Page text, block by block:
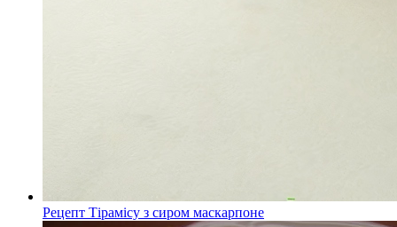
Рецепт Тірамісу з сиром маскарпоне